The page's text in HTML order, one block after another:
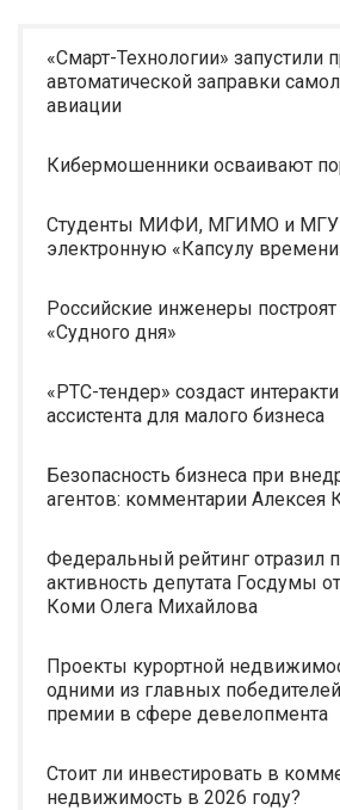
«Смарт-Технологии» запустили
автоматической заправки
авиации
Кибермошенники осваивают
Студенты МИФИ, МГИМО и МГУ
электронную «Капсулу
Российские инженеры
«Судного дня»
«РТС-тендер» создаст
ассистента для малого бизнеса
Безопасность бизнеса при
агентов: комментарии Алексея
Федеральный рейтинг отразил
активность депутата Госдумы
Коми Олега Михайлова
Проекты курортной
одними из главных
премии в сфере девелопмента
Стоит ли инвестировать в
недвижимость в 2026 году?